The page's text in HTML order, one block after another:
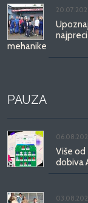
mehanike
PAUZA
Više od
dobiva